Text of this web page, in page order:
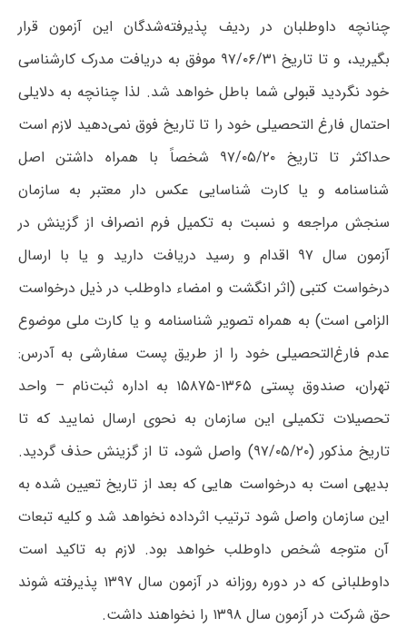
چنانچه داوطلبان در ردیف پذیرفته‌شدگان این آزمون قرار
بگیرید، و تا تاریخ ۹۷/۰۶/۳۱ موفق به دریافت مدرک کارشناسی
خود نگردید قبولی شما باطل خواهد شد. لذا چنانچه به دلایلی
احتمال فارغ التحصیلی خود را تا تاریخ فوق نمی‌دهید لازم است
حداکثر تا تاریخ ۹۷/۰۵/۲۰ شخصاً با همراه داشتن اصل
شناسنامه و یا کارت شناسایی عکس دار معتبر به سازمان
سنجش مراجعه و نسبت به تکمیل فرم انصراف از گزینش در
آزمون سال ۹۷ اقدام و رسید دریافت دارید و یا با ارسال
درخواست کتبی (اثر انگشت و امضاء داوطلب در ذیل درخواست
الزامی است) به همراه تصویر شناسنامه و یا کارت ملی موضوع
عدم فارغ‌التحصیلی خود را از طریق‌ پست سفارشی به آدرس:
تهران، صندوق پستی ۱۳۶۵-۱۵۸۷۵ به اداره ثبت‌نام – واحد
تحصیلات تکمیلی این سازمان به نحوی ارسال نمایید که تا
تاریخ مذکور (۹۷/۰۵/۲۰) واصل شود، تا از گزینش حذف گردید.
بدیهی است به درخواست هایی که بعد از تاریخ تعیین شده به
این سازمان واصل شود ترتیب اثرداده نخواهد شد و کلیه تبعات
آن متوجه شخص داوطلب خواهد بود. لازم به تاکید است
داوطلبانی که در دوره روزانه در آزمون سال ۱۳۹۷ پذیرفته شوند
حق شرکت در آزمون سال ۱۳۹۸ را نخواهند داشت.